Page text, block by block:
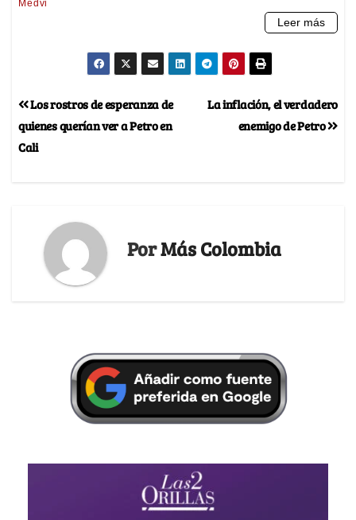
La inflación, el verdadero
enemigo de Petro
Los rostros de esperanza de
quienes querían ver a Petro en
Cali
PorMás Colombia